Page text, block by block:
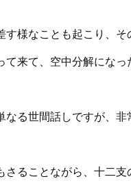
す様なことも起こり、
て来て、空中分解になっ
なる世間話しですが、
さることながら、十二